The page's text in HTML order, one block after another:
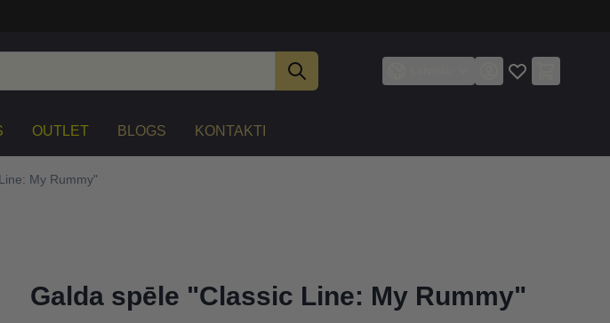
OUTLET BLOGS KONTAKTI
My Rummy"
Galda spēle "Classic Line: My Rummy"